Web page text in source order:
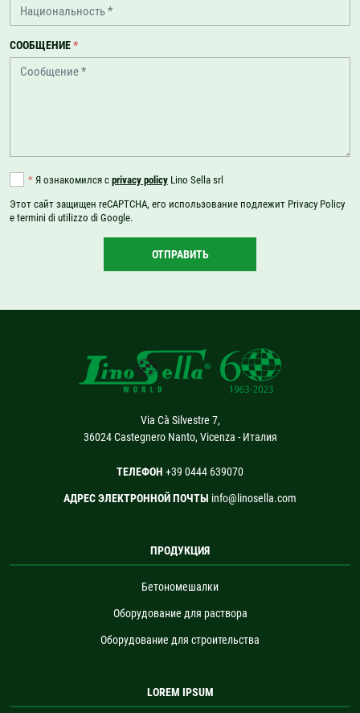
СООБЩЕНИЕ*
* Я ознакомился с privacy policy Lino Sella srl
Этот сайт защищен reCAPTCHA, его использование подлежит Privacy Policy
e termini di utilizzo di Google.
ОТПРАВИТЬ
Via Cà Silvestre 7,
36024 Castegnero Nanto, Vicenza - Италия
ТЕЛЕФОН +39 0444 639070
АДРЕС ЭЛЕКТРОННОЙ ПОЧТЫ info@linosella.com
ПРОДУКЦИЯ
Бетономешалки
Оборудование для раствора
Оборудование для строительства
LOREM IPSUM